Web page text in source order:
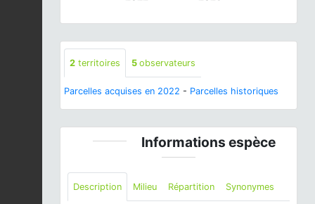
2 territoires 5 observateurs
Parcelles acquises en 2022 - Parcelles historiques
Informations espèce
Description Milieu Répartition Synonymes